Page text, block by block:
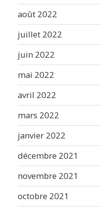
août 2022
juillet 2022
juin 2022
mai 2022
avril 2022
mars 2022
janvier 2022
décembre 2021
novembre 2021
octobre 2021